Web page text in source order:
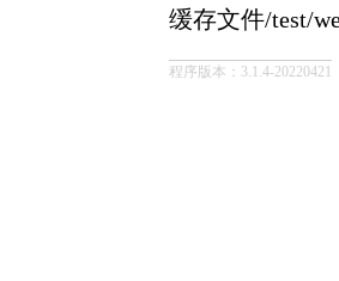
缓存文件/test/
程序版本：3.1.4-20220421